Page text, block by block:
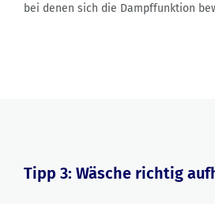
bei denen sich die Dampffunktion
Tipp 3: Wäsche richtig